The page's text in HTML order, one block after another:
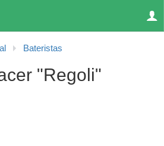
Bateristas
"Regoli"